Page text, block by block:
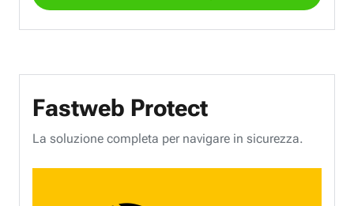
Fastweb Protect
La soluzione completa per navigare in sicurezza.